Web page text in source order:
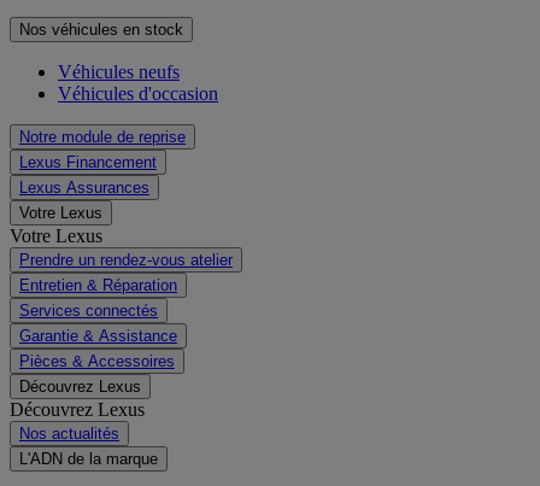
Nos véhicules en stock
Véhicules neufs
Véhicules d'occasion
Notre module de reprise
Lexus Financement
Lexus Assurances
Votre Lexus
Votre Lexus
Prendre un rendez-vous atelier
Entretien & Réparation
Services connectés
Garantie & Assistance
Pièces & Accessoires
Découvrez Lexus
Découvrez Lexus
Nos actualités
L'ADN de la marque